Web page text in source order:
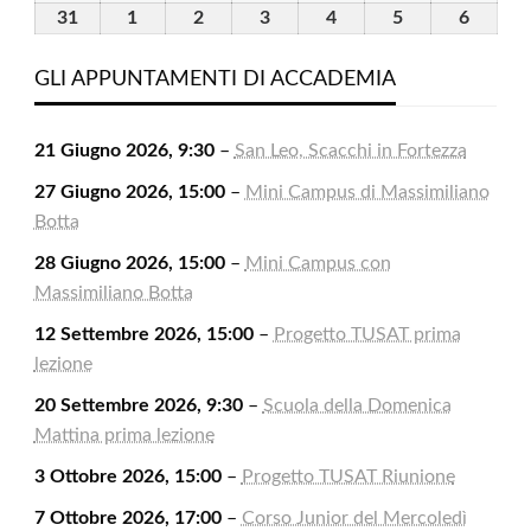
Agosto
Agosto
Agosto
Agosto
Agosto
Agosto
3131
2026
1
2026
22
2026
33
2026
44
2026
55
66
GLI APPUNTAMENTI DI ACCADEMIA
21 Giugno 2026, 9:30– San Leo, Scacchi in Fortezza
27 Giugno 2026, 15:00– Mini Campus di Massimiliano
Botta
28 Giugno 2026, 15:00– Mini Campus con
Massimiliano Botta
12 Settembre 2026, 15:00– Progetto TUSAT prima
lezione
20 Settembre 2026, 9:30– Scuola della Domenica
Mattina prima lezione
3 Ottobre 2026, 15:00– Progetto TUSAT Riunione
7 Ottobre 2026, 17:00– Corso Junior del Mercoledì